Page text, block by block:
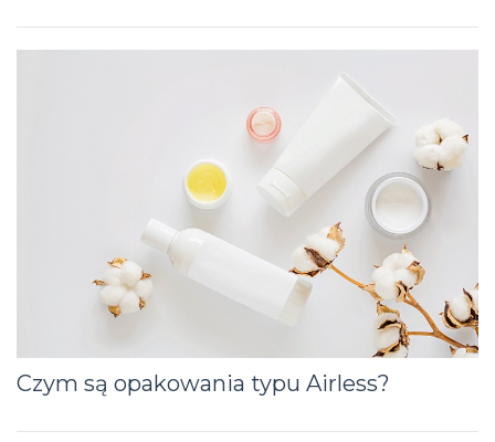
Czym są opakowania typu Airless?